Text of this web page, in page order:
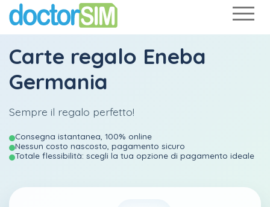
Carte regalo Eneba
Germania
Sempre il regalo perfetto!
Consegna istantanea, 100% online
Nessun costo nascosto, pagamento sicuro
Totale flessibilità: scegli la tua opzione di pagamento ideale